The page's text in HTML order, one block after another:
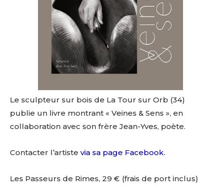
Le sculpteur sur bois de La Tour sur Orb (34)
publie un livre montrant « Veines & Sens », en
collaboration avec son frère Jean-Yves, poète.
Contacter l’artiste via sa page Facebook.
Les Passeurs de Rimes, 29 € (frais de port inclus)